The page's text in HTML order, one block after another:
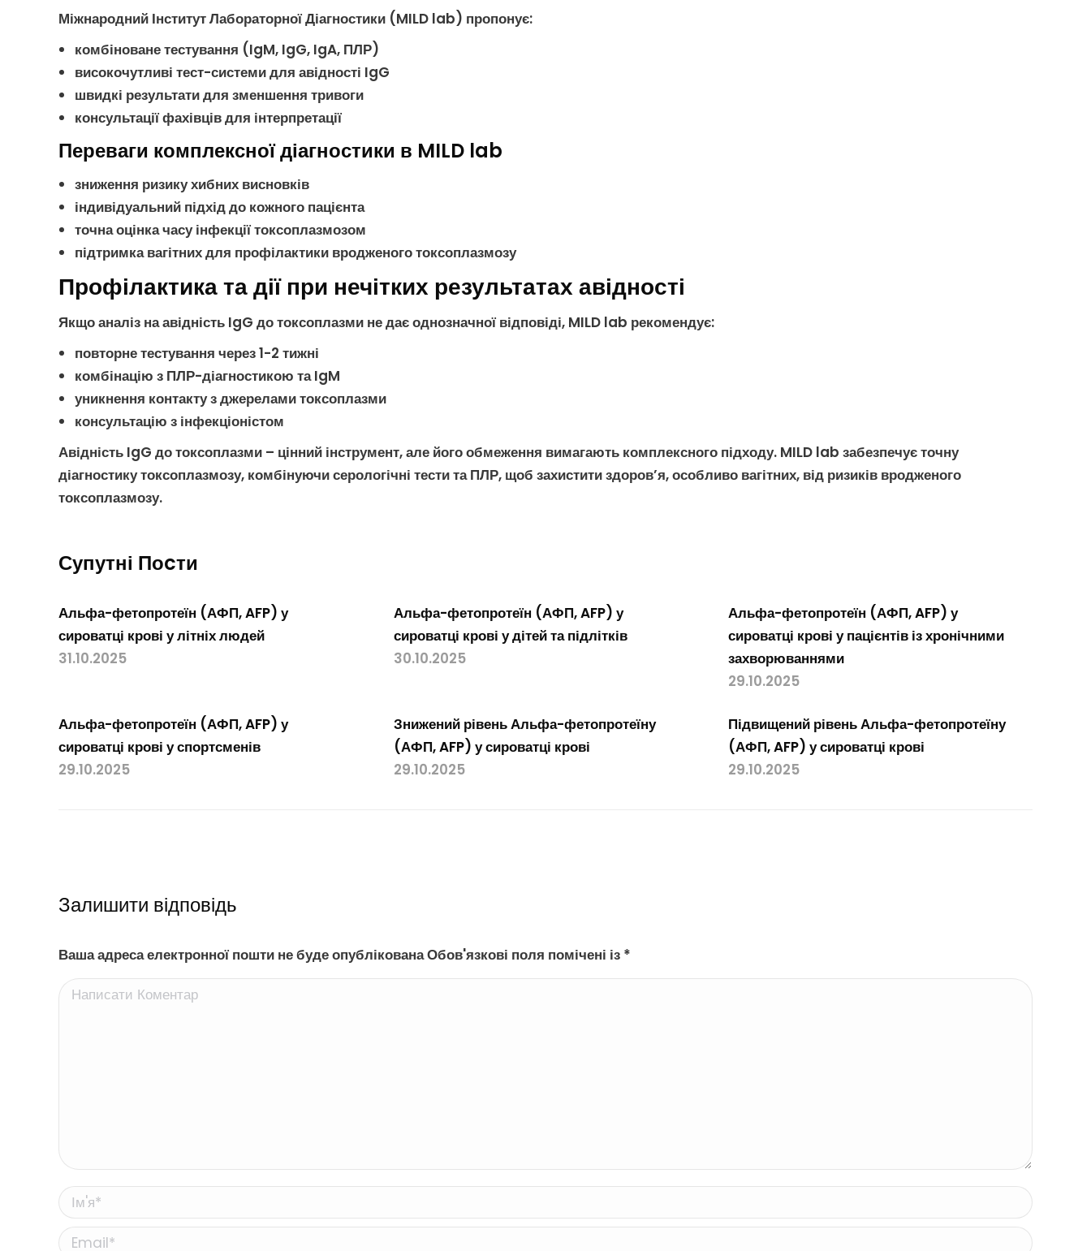
Міжнародний Інститут Лабораторної Діагностики (MILD lab) пропонує:
комбіноване тестування (IgM, IgG, IgA, ПЛР)
високочутливі тест-системи для авідності IgG
швидкі результати для зменшення тривоги
консультації фахівців для інтерпретації
Переваги комплексної діагностики в MILD lab
зниження ризику хибних висновків
індивідуальний підхід до кожного пацієнта
точна оцінка часуінфекції токсоплазмозом
підтримка вагітних для профілактики вродженого токсоплазмозу
Профілактика та дії при нечітких результатах авідності
Якщоаналіз на авідність IgG до токсоплазми не дає однозначної відповіді, MILD lab рекомендує:
повторне тестування через 1-2 тижні
комбінацію з ПЛР-діагностикою таIgM
уникнення контакту з джереламитоксоплазми
консультацію з інфекціоністом
Авідність IgG до токсоплазми – цінний інструмент, але його обмеження вимагають комплексного підходу. MILD lab забезпечує точну
діагностику токсоплазмозу, комбінуючисерологічні теститаПЛР, щоб захистити здоров’я, особливо вагітних, від ризиків вродженого
токсоплазмозу.
Супутні Поcти
Альфа-фетопротеїн (АФП, AFP) у
сироватці крові у літніх людей
31.10.2025
Альфа-фетопротеїн (АФП, AFP) у
сироватці крові у дітей та підлітків
30.10.2025
Альфа-фетопротеїн (АФП, AFP) у
сироватці крові у пацієнтів із хронічними
захворюваннями
29.10.2025
Альфа-фетопротеїн (АФП, AFP) у
сироватці крові у спортсменів
29.10.2025
Знижений рівень Альфа-фетопротеїну
(АФП, AFP) у сироватці крові
29.10.2025
Підвищений рівень Альфа-фетопротеїну
(АФП, AFP) у сироватці крові
29.10.2025
Залишити відповідь
Ваша адреса електронної пошти не буде опублікована Обов'язкові поля помічені із *
Написати Коментар
Ім'я *
Email *